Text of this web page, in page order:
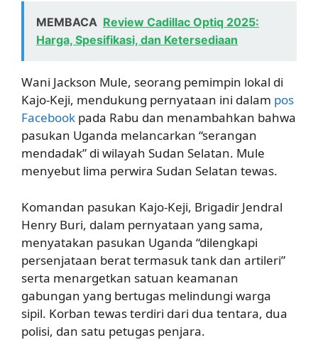
MEMBACA Review Cadillac Optiq 2025:
Harga, Spesifikasi, dan Ketersediaan
Wani Jackson Mule, seorang pemimpin lokal di
Kajo-Keji, mendukung pernyataan ini dalam pos
Facebook pada Rabu dan menambahkan bahwa
pasukan Uganda melancarkan “serangan
mendadak” di wilayah Sudan Selatan. Mule
menyebut lima perwira Sudan Selatan tewas.
Komandan pasukan Kajo-Keji, Brigadir Jendral
Henry Buri, dalam pernyataan yang sama,
menyatakan pasukan Uganda “dilengkapi
persenjataan berat termasuk tank dan artileri”
serta menargetkan satuan keamanan
gabungan yang bertugas melindungi warga
sipil. Korban tewas terdiri dari dua tentara, dua
polisi, dan satu petugas penjara.